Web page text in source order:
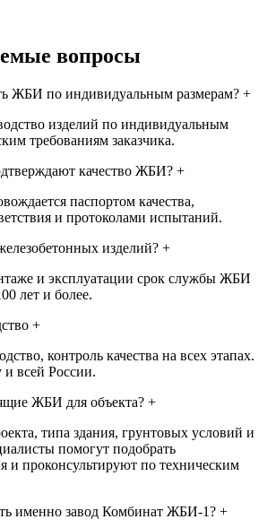
вопросы
ЖБИ по индивидуальным размерам? +
изделий по индивидуальным
требованиям заказчика.
качество ЖБИ? +
паспортом качества,
и протоколами испытаний.
изделий? +
и эксплуатации срок службы ЖБИ
лет и более.
+
контроль качества на всех этапах.
и всей России.
ЖБИ для объекта? +
типа здания, грунтовых условий и
помогут подобрать
и проконсультируют по техническим
именно завод Комбинат ЖБИ-1? +